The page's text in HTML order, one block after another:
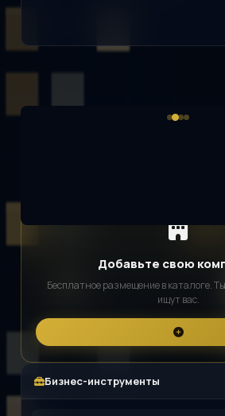
Добавьте свою
Бесплатное размещение в каталоге.
ищут вас.
Бизнес-инструменты